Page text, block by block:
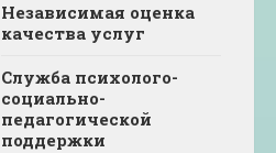
Независимая оценка
качества услуг
Служба психолого-
социально-
педагогической
поддержки